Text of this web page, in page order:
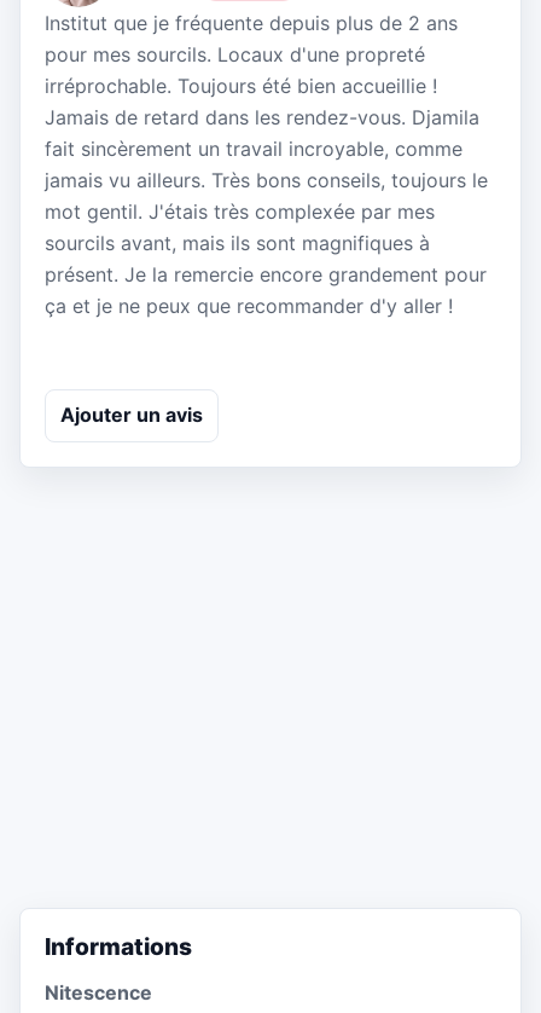
Institut que je fréquente depuis plus de 2 ans
pour mes sourcils. Locaux d'une propreté
irréprochable. Toujours été bien accueillie !
Jamais de retard dans les rendez-vous. Djamila
fait sincèrement un travail incroyable, comme
jamais vu ailleurs. Très bons conseils, toujours le
mot gentil. J'étais très complexée par mes
sourcils avant, mais ils sont magnifiques à
présent. Je la remercie encore grandement pour
ça et je ne peux que recommander d'y aller !
Ajouter un avis
Informations
Nitescence